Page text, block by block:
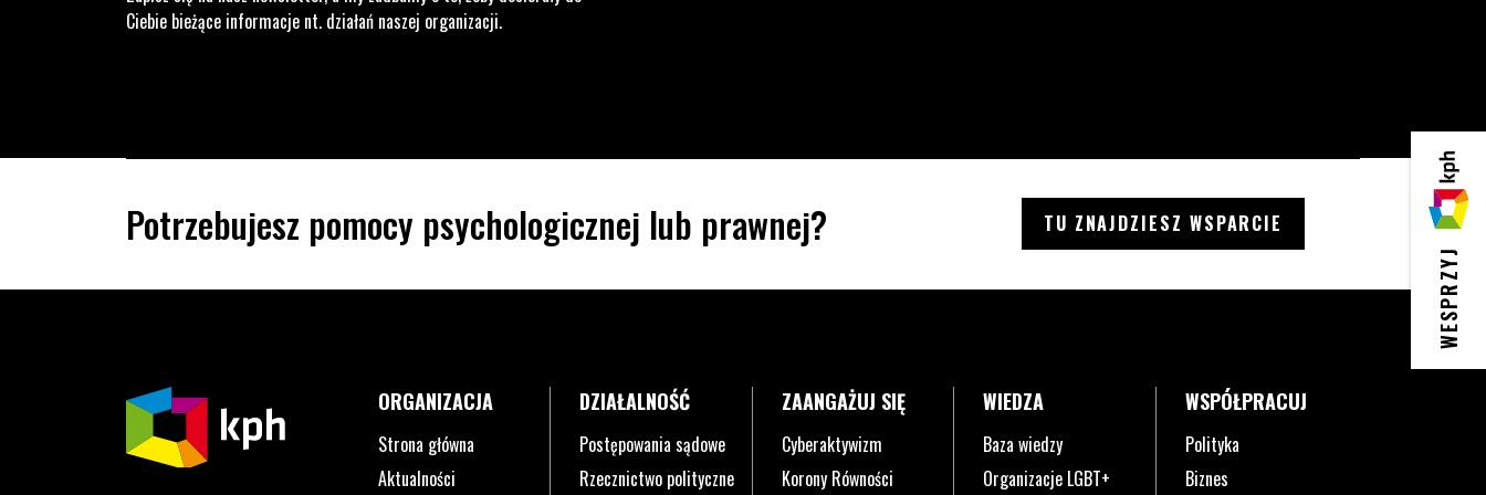
WESPRZYJ
KPH
Ciebie bieżące informacje nt. działań naszej organizacji.
Potrzebujesz pomocy psychologicznej lub prawnej? TU ZNAJDZIESZ WSPARCIE
ORGANIZACJA
Strona główna
Aktualności
DZIAŁALNOŚĆ
Postępowania sądowe
Rzecznictwo polityczne
ZAANGAŻUJ SIĘ
Cyberaktywizm
Korony Równości
WIEDZA
Baza wiedzy
Organizacje LGBT+
WSPÓŁPRACUJ
Polityka
Biznes